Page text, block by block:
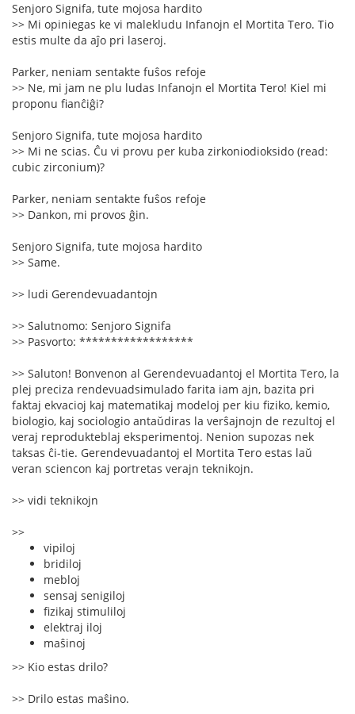
Senjoro Signifa, tute mojosa hardito
>> Mi opiniegas ke vi malekludu Infanojn el Mortita Tero. Tio
estis multe da aĵo pri laseroj.
Parker, neniam sentakte fuŝos refoje
>> Ne, mi jam ne plu ludas Infanojn el Mortita Tero! Kiel mi
proponu fianĉiĝi?
Senjoro Signifa, tute mojosa hardito
>> Mi ne scias. Ĉu vi provu per kuba zirkoniodioksido (read:
cubic zirconium)?
Parker, neniam sentakte fuŝos refoje
>> Dankon, mi provos ĝin.
Senjoro Signifa, tute mojosa hardito
>> Same.
>> ludi Gerendevuadantojn
>> Salutnomo: Senjoro Signifa
>> Pasvorto: ******************
>> Saluton! Bonvenon al Gerendevuadantoj el Mortita Tero, la
plej preciza rendevuadsimulado farita iam ajn, bazita pri
faktaj ekvacioj kaj matematikaj modeloj per kiu fiziko, kemio,
biologio, kaj sociologio antaŭdiras la verŝajnojn de rezultoj el
veraj reprodukteblaj eksperimentoj. Nenion supozas nek
taksas ĉi-tie. Gerendevuadantoj el Mortita Tero estas laŭ
veran sciencon kaj portretas verajn teknikojn.
>> vidi teknikojn
>>
vipiloj
bridiloj
mebloj
sensaj senigiloj
fizikaj stimuliloj
elektraj iloj
maŝinoj
>> Kio estas drilo?
>> Drilo estas maŝino.